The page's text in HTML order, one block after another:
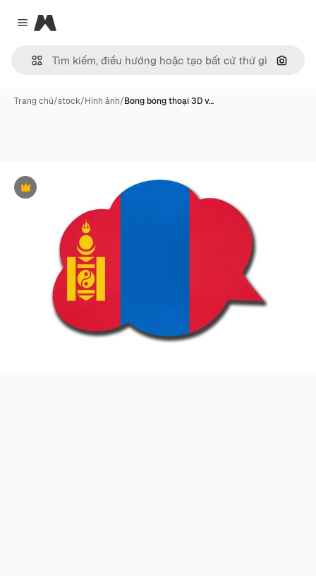
Close menu
Magnific
Tìm
Trang chủ/stock/Hình ảnh/Bong bóng thoại 3D v…
Phần thưởng